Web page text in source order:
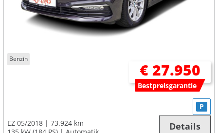
Benzin
€ 27.950
Bestpreisgarantie
EZ 05/2018
73.924 km
P
Details